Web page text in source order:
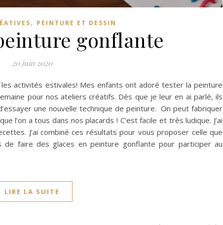
, PEINTURE ET DESSIN
gonflante
20 juin 2020
activités estivales! Mes enfants ont adoré tester la peinture
pour nos ateliers créatifs. Dès que je leur en ai parlé, ils
une nouvelle technique de peinture. On peut fabriquer
l’on a tous dans nos placards ! C’est facile et très ludique. J’ai
J’ai combiné ces résultats pour vous proposer celle que
de faire des glaces en peinture gonflante pour participer au
LIRE LA SUITE